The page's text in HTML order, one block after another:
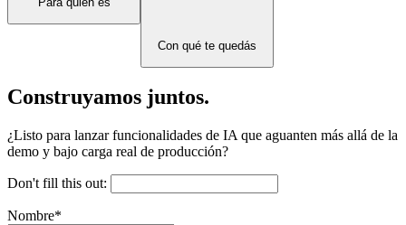
Con qué te quedás
Construyamos juntos.
¿Listo para lanzar funcionalidades de IA que aguanten más allá de la
demo y bajo carga real de producción?
Don't fill this out:
Nombre*